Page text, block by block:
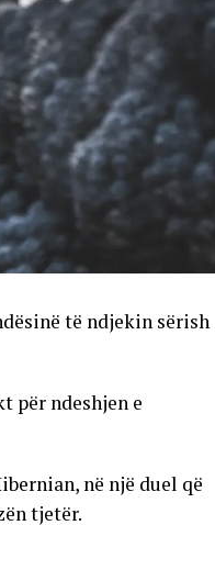
të ndjekin sërish
për ndeshjen e
në një duel që
tjetër.